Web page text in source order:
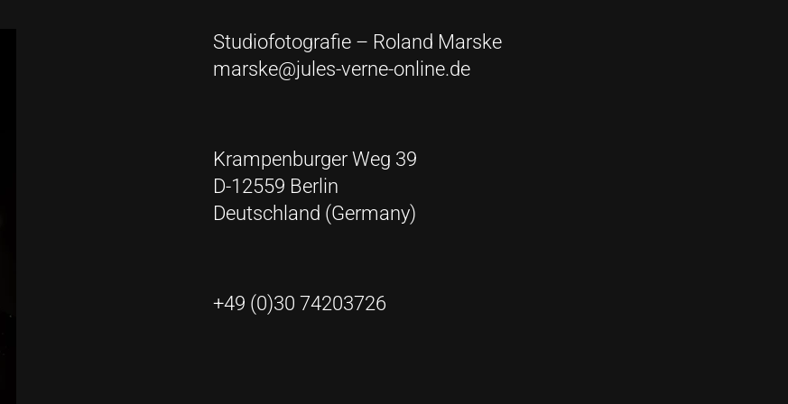
Studiofotografie – Roland Marske
marske@jules-verne-online.de
Krampenburger Weg 39
D-12559 Berlin
Deutschland (Germany)
+49 (0)30 74203726